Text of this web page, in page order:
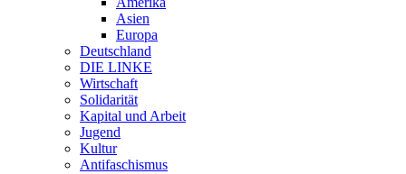
Asien
Europa
Deutschland
DIE LINKE
Wirtschaft
Solidarität
Kapital und Arbeit
Jugend
Kultur
Antifaschismus